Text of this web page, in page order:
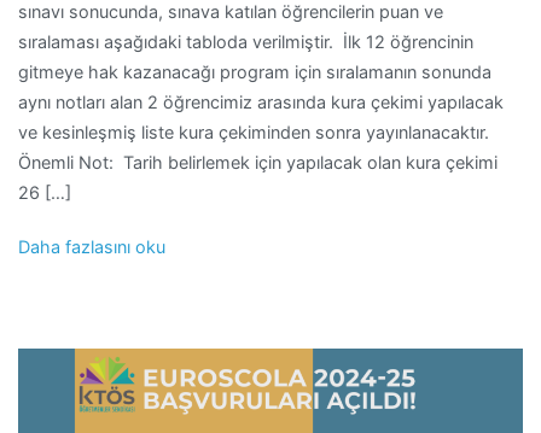
sınavı sonucunda, sınava katılan öğrencilerin puan ve
sıralaması aşağıdaki tabloda verilmiştir. İlk 12 öğrencinin
gitmeye hak kazanacağı program için sıralamanın sonunda
aynı notları alan 2 öğrencimiz arasında kura çekimi yapılacak
ve kesinleşmiş liste kura çekiminden sonra yayınlanacaktır.
Önemli Not: Tarih belirlemek için yapılacak olan kura çekimi
26 […]
Daha fazlasını oku